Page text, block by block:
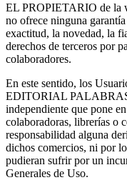
EL PROPIETARIO de la
no ofrece ninguna
exactitud, la novedad, la
derechos de terceros por
colaboradores.
En este sentido, los
EDITORIAL
independiente que pone
colaboradoras, librerías o
responsabilidad alguna
dichos comercios, ni por
pudieran sufrir por un
Generales de Uso.